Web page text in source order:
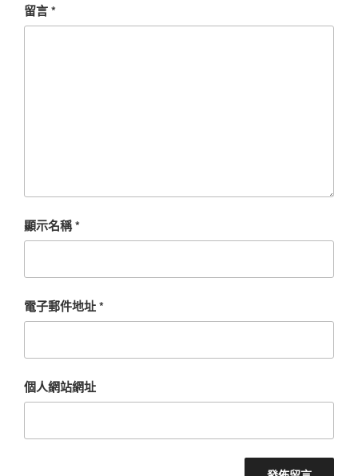
留言*
顯示名稱*
電子郵件地址*
個人網站網址